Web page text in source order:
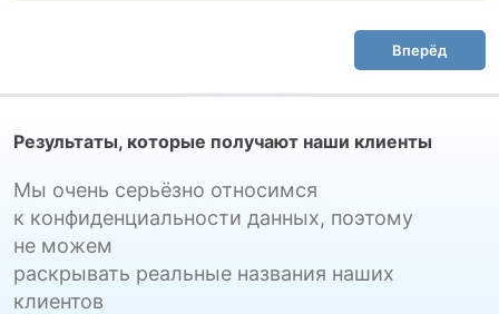
Вперёд
Результаты, которые получают наши клиенты
Мы очень серьёзно относимся
к конфиденциальности данных, поэтому
не можем
раскрывать реальные названия наших
клиентов